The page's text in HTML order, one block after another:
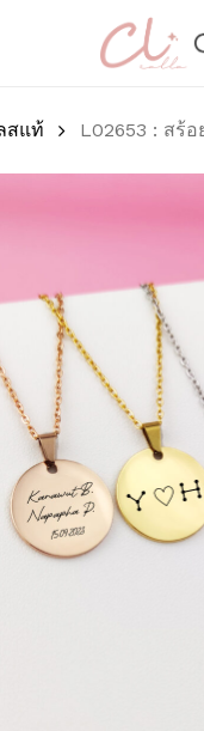
สแท้ L02653 : สร้